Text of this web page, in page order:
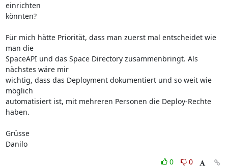
einrichten
könnten?
Für mich hätte Priorität, dass man zuerst mal entscheidet wie
man die
SpaceAPI und das Space Directory zusammenbringt. Als
nächstes wäre mir
wichtig, dass das Deployment dokumentiert und so weit wie
möglich
automatisiert ist, mit mehreren Personen die Deploy-Rechte
haben.
Grüsse
Danilo
0
0